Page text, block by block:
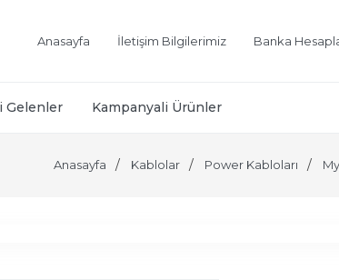
Anasayfa İletişim Bilgilerimiz Banka
Gelenler Kampanyali Ürünler
Anasayfa Kablolar Power Kabloları